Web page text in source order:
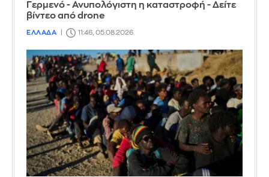
Γερμενό - Ανυπολόγιστη η καταστροφή - Δείτε
βίντεο από drone
ΕΛΛΑΔΑ 11:46, 05.08.2026